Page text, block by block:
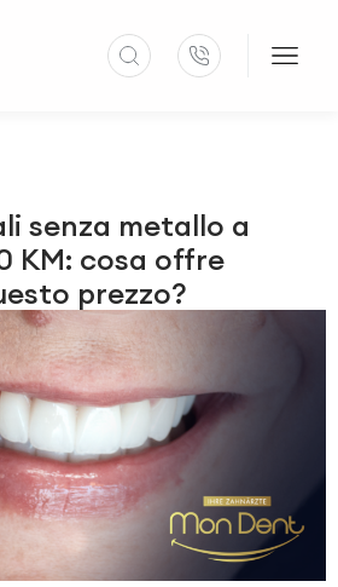
senza metallo a
KM: cosa offre
prezzo?